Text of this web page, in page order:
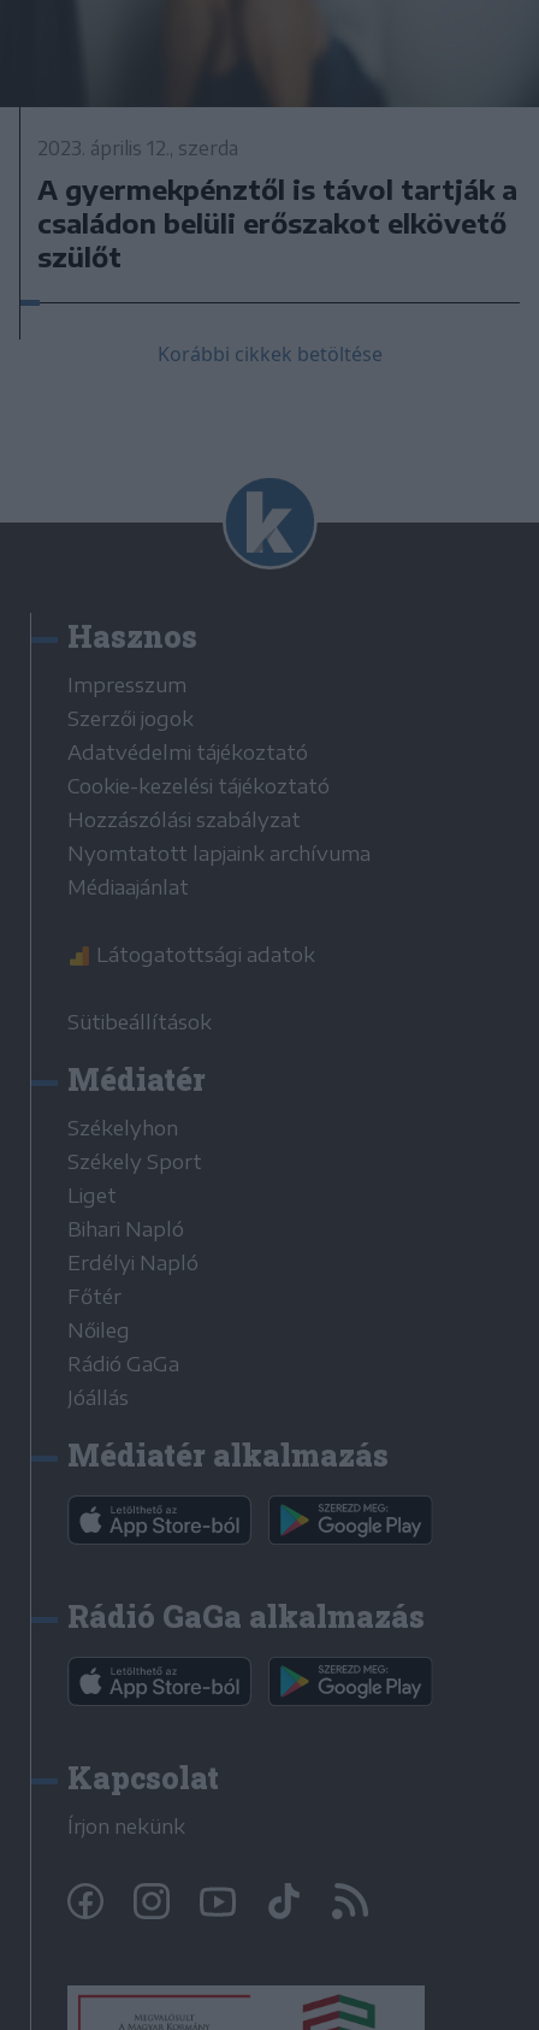
2023. április 12., szerda
A gyermekpénztől is távol tartják a
családon belüli erőszakot elkövető
szülőt
Korábbi cikkek betöltése
Hasznos
Impresszum
Szerzői jogok
Adatvédelmi tájékoztató
Cookie-kezelési tájékoztató
Hozzászólási szabályzat
Nyomtatott lapjaink archívuma
Médiaajánlat
Látogatottsági adatok
Sütibeállítások
Médiatér
Székelyhon
Székely Sport
Liget
Bihari Napló
Erdélyi Napló
Főtér
Nőileg
Rádió GaGa
Jóállás
Médiatér alkalmazás
Rádió GaGa alkalmazás
Kapcsolat
Írjon nekünk